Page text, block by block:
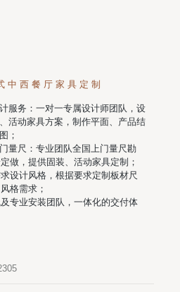
中西餐厅家具定制
服务：一对一专属设计师团队，设
活动家具方案，制作平面、产品结
；
量尺：专业团队全国上门量尺勘
做，提供固装、活动家具定制；
设计风格，根据要求定制板材尺
格需求；
专业安装团队，一体化的交付体